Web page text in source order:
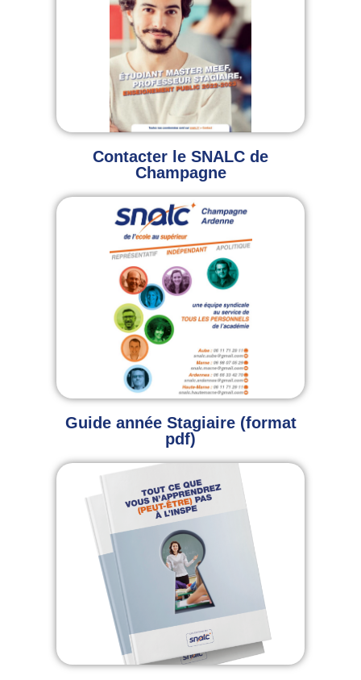
Contacter le SNALC de
Champagne
Guide année Stagiaire (format
pdf)